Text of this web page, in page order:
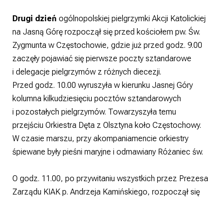
Drugi dzień ogólnopolskiej pielgrzymki Akcji Katolickiej
na Jasną Górę rozpoczął się przed kościołem pw. Św.
Zygmunta w Częstochowie, gdzie już przed godz. 9.00
zaczęły pojawiać się pierwsze poczty sztandarowe
i delegacje pielgrzymów z różnych diecezji.
Przed godz. 10.00 wyruszyła w kierunku Jasnej Góry
kolumna kilkudziesięciu pocztów sztandarowych
i pozostałych pielgrzymów. Towarzyszyła temu
przejściu Orkiestra Dęta z Olsztyna koło Częstochowy.
W czasie marszu, przy akompaniamencie orkiestry
śpiewane były pieśni maryjne i odmawiany Różaniec św.
O godz. 11.00, po przywitaniu wszystkich przez Prezesa
Zarządu KIAK p. Andrzeja Kamińskiego, rozpoczął się